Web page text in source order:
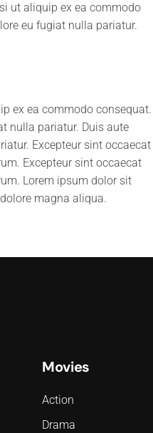
ut aliquip ex ea commodo
eu fugiat nulla pariatur.
ex ea commodo consequat.
nulla pariatur. Duis aute
Excepteur sint occaecat
Excepteur sint occaecat
Lorem ipsum dolor sit
magna aliqua.
Movies
Action
Drama